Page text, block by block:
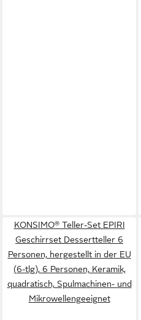
KONSIMO® Teller-Set EPIRI
Geschirrset Dessertteller 6
Personen, hergestellt in der EU
(6-tlg), 6 Personen, Keramik,
quadratisch, Spulmachinen- und
Mikrowellengeeignet